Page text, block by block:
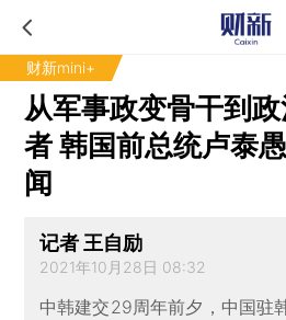
财新mini+
从军事政变骨干到
者 韩国前总统卢泰
闻
记者 王自励
2021年10月28日 08:32
中韩建交29周年前夕，中国驻